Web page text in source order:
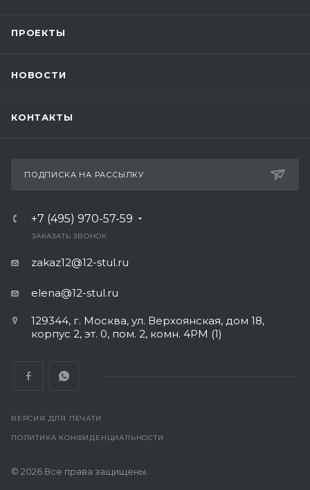
ПРОЕКТЫ
НОВОСТИ
КОНТАКТЫ
ПОДПИСКА НА РАССЫЛКУ
+7 (495) 970-57-59
ЗАКАЗАТЬ ЗВОНОК
zakaz12@12-stul.ru
elena@12-stul.ru
129344, г. Москва, ул. Верхоянская, дом 18,
корпус 2, эт. 0, пом. 2, комн. 4РМ (1)
ВЕРСИЯ ДЛЯ ПЕЧАТИ
ПОЛИТИКА КОНФИДЕНЦИАЛЬНОСТИ
© 2026 Все права защищены.